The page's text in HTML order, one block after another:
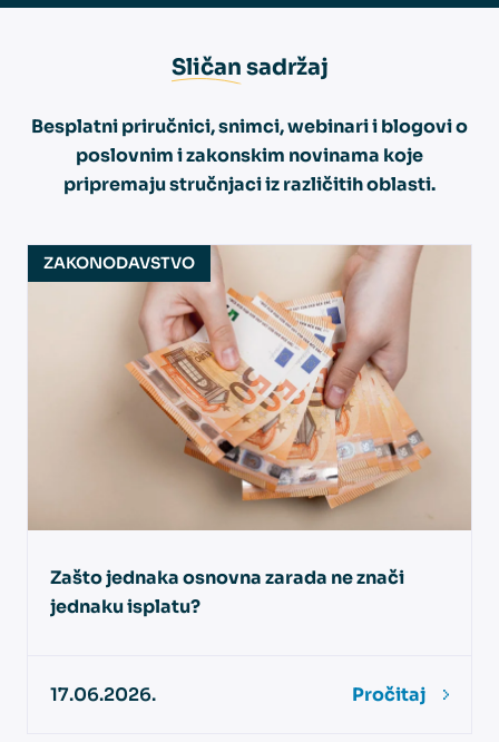
Sličan sadržaj
Besplatni priručnici, snimci, webinari i blogovi o
poslovnim i zakonskim novinama koje
pripremaju stručnjaci iz različitih oblasti.
ZAKONODAVSTVO
Zašto jednaka osnovna zarada ne znači
jednaku isplatu?
17.06.2026. Pročitaj